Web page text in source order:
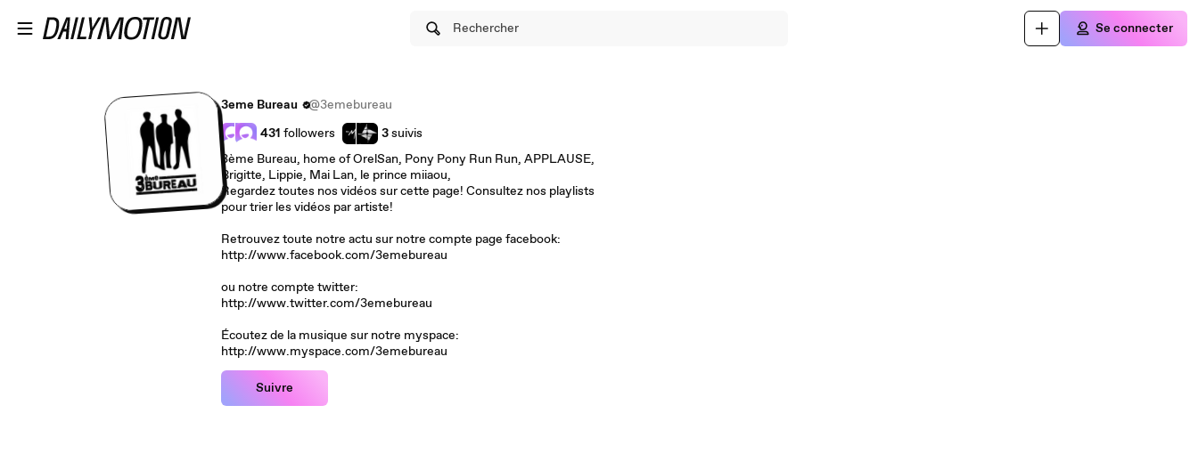
Rechercher Se connecter
3eme Bureau
@3emebureau
431 followers 3suivis
3ème Bureau, home of OrelSan, Pony Pony Run Run, APPLAUSE,
Brigitte, Lippie, Mai Lan, le prince miiaou,
Regardez toutes nos vidéos sur cette page! Consultez nos playlists
pour trier les vidéos par artiste!
Retrouvez toute notre actu sur notre compte page facebook:
http://www.facebook.com/3emebureau
ou notre compte twitter:
http://www.twitter.com/3emebureau
Écoutez de la musique sur notre myspace:
http://www.myspace.com/3emebureau
Suivre